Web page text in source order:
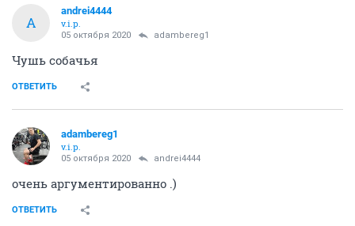
A
andrei4444
v.i.p.
05 октября 2020 adambereg1
Чушь собачья
ОТВЕТИТЬ
adambereg1
v.i.p.
05 октября 2020 andrei4444
очень аргументированно .)
ОТВЕТИТЬ